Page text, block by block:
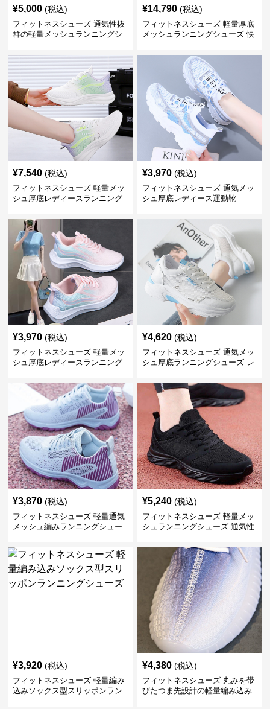
¥5,000 (税込)
フィットネスシューズ 通気性抜
群の軽量メッシュランニングシ
¥14,790 (税込)
フィットネスシューズ 軽量厚底
メッシュランニングシューズ 快
¥7,540 (税込)
フィットネスシューズ 軽量メッ
シュ厚底レディースランニング
¥3,970 (税込)
フィットネスシューズ 通気メッ
シュ厚底レディース運動靴
¥3,970 (税込)
フィットネスシューズ 軽量メッ
シュ厚底レディースランニング
¥4,620 (税込)
フィットネスシューズ 通気メッ
シュ厚底ランニングシューズ レ
¥3,870 (税込)
フィットネスシューズ 軽量通気
メッシュ編みランニングシュー
¥5,240 (税込)
フィットネスシューズ 軽量メッ
シュランニングシューズ 通気性
¥3,920 (税込)
フィットネスシューズ 軽量編み
込みソックス型スリッポンラン
¥4,380 (税込)
フィットネスシューズ 丸みを帯
びたつま先設計の軽量編み込み